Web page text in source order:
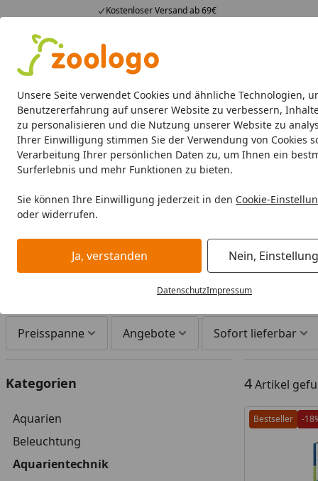
Unsere Seite verwendet Cookies und ähnliche Technologien,
Benutzererfahrung auf unserer Website zu verbessern,
zu personalisieren und die Nutzung unserer Website zu
Ihrer Einwilligung stimmen Sie der Verwendung von Cookies
Verarbeitung Ihrer persönlichen Daten zu, um Ihnen ein
Surferlebnis und mehr Funktionen zu bieten.
Sie können Ihre Einwilligung jederzeit in den Cookie-
oder widerrufen.
Ja, verstanden Nein,
DatenschutzImpressum
Kostenloser Versand ab 69€
4,74
23.587 Bewertungen
Alle Produkte
Alle Produkte Angebote Neuheiten Sommerhits
JUWEL Aquarien Beleuchtung Aquarientechnik
Startseite
JUWEL Aquarientechnik Pumpen
JUWEL Pumpen
JUWEL Pumpen bei Zoologo und finden Sie passende
unterschiedliche Bedürfnisse.
Ihre Artikelübersicht
Preisspanne Angebote Sofort lieferbar
Kategorien
Aquarien
Beleuchtung
Aquarientechnik
4Artikel
Bestseller -